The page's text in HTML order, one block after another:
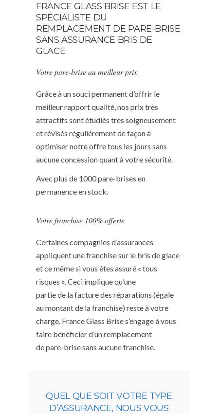
FRANCE GLASS BRISE EST LE
SPÉCIALISTE DU
REMPLACEMENT DE PARE-BRISE
SANS ASSURANCE BRIS DE
GLACE
Votre pare-brise au meilleur prix
Grâce à un souci permanent d’offrir le
meilleur rapport qualité, nos prix très
attractifs sont étudiés très soigneusement
et révisés régulièrement de façon à
optimiser notre offre tous les jours sans
aucune concession quant à votre sécurité.
Avec plus de 1000 pare-brises en
permanence en stock.
Votre franchise 100% offerte
Certaines compagnies d’assurances
appliquent une franchise sur le bris de glace
et ce même si vous êtes assuré « tous
risques ». Ceci implique qu’une
partie de la facture des réparations (égale
au montant de la franchise) reste à votre
charge. France Glass Brise s’engage à vous
faire bénéficier d’un remplacement
de pare-brise sans aucune franchise.
QUEL QUE SOIT VOTRE TYPE
D’ASSURANCE, NOUS VOUS